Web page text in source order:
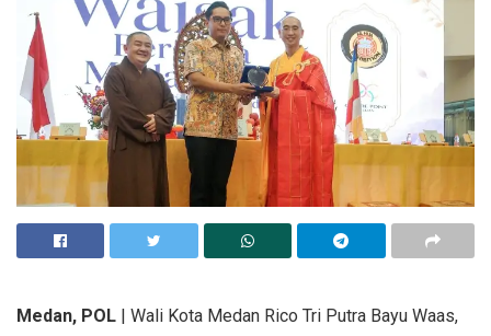
Medan, POL | Wali Kota Medan Rico Tri Putra Bayu Waas,